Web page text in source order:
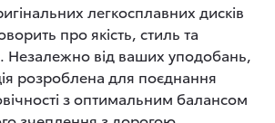
легкосплавних дисків
про якість, стиль та
Незалежно від ваших уподобань,
розроблена для поєднання
з оптимальним балансом